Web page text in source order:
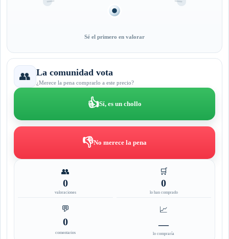
Sé el primero en valorar
👥 La comunidad vota
¿Merece la pena comprarlo a este precio?
👍Sí, es un chollo
👎No merece la pena
👥
0
valoraciones
🛒
0
lo han comprado
💬
0
comentarios
📈
—
lo compraría